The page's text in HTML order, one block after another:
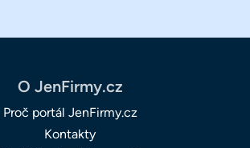
O JenFirmy.cz
Proč portál JenFirmy.cz
Kontakty